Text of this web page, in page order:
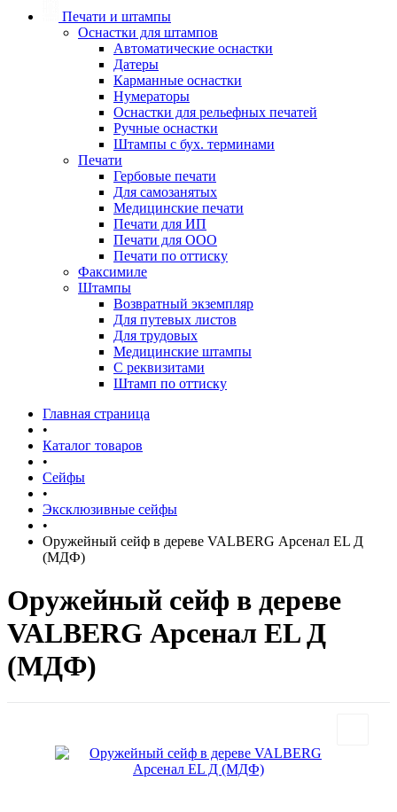
Печати и штампы
Оснастки для штампов
Автоматические оснастки
Датеры
Карманные оснастки
Нумераторы
Оснастки для рельефных печатей
Ручные оснастки
Штампы с бух. терминами
Печати
Гербовые печати
Для самозанятых
Медицинские печати
Печати для ИП
Печати для ООО
Печати по оттиску
Факсимиле
Штампы
Возвратный экземпляр
Для путевых листов
Для трудовых
Медицинские штампы
С реквизитами
Штамп по оттиску
Главная страница
•
Каталог товаров
•
Сейфы
•
Эксклюзивные сейфы
•
Оружейный сейф в дереве VALBERG Арсенал EL Д
(МДФ)
Оружейный сейф в дереве
VALBERG Арсенал EL Д
(МДФ)